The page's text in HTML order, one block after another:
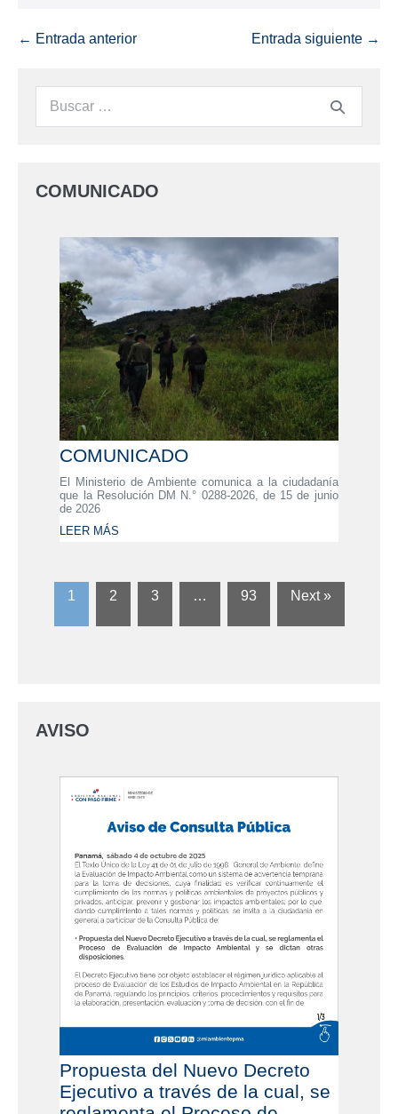
← Entrada anterior Entrada siguiente →
COMUNICADO
COMUNICADO
El Ministerio de Ambiente comunica a la ciudadanía
que la Resolución DM N.° 0288-2026, de 15 de junio
de 2026
LEER MÁS
1 2 3 … 93 Next »
AVISO
Propuesta del Nuevo Decreto
Ejecutivo a través de la cual, se